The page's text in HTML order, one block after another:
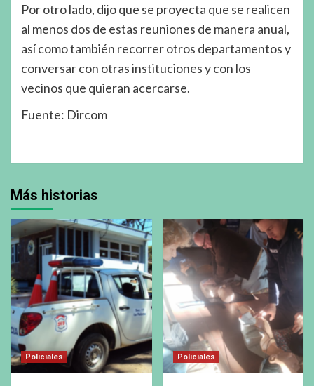
Por otro lado, dijo que se proyecta que se realicen
al menos dos de estas reuniones de manera anual,
así como también recorrer otros departamentos y
conversar con otras instituciones y con los
vecinos que quieran acercarse.
Fuente: Dircom
Más historias
Policiales Policiales